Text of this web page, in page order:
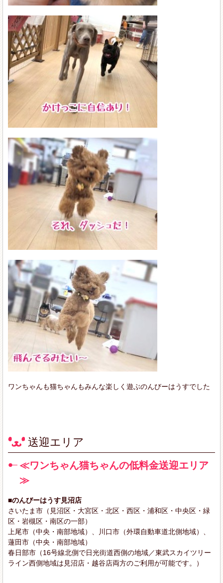
ワンちゃんも猫ちゃんもみんな楽しく遊ぶのんびーはうすでした
送迎エリア
≪ワンちゃん猫ちゃんの低料金送迎エリア
≫
■のんびーはうす見沼店
さいたま市（見沼区・大宮区・北区・西区・浦和区・中央区・緑
区・岩槻区・南区の一部）
上尾市（中央・南部地域）、川口市（外環自動車道北側地域）、
蓮田市（中央・南部地域）
春日部市（16号線北側で日光街道西側の地域／東武スカイツリー
ライン西側地域は見沼店・越谷店両方のご利用が可能です。）